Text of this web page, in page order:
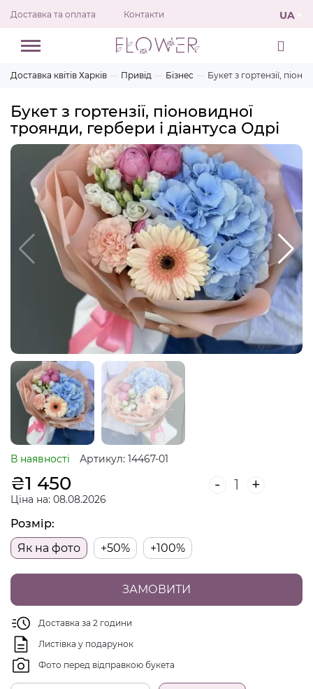
Доставка та оплата Контакти UA
Доставка квітів Харків Привід Бізнес Букет з гортензії,
Букет з гортензії, піоновидної
троянди, гербери і діантуса Одрі
В наявності Артикул: 14467-01
₴1 450
Ціна на: 08.08.2026
- +
ЗАМОВИТИ
Розмір:
Як на фото
+50% +100%
Доставка за 2 години
Листівка у подарунок
Фото перед відправкою букета